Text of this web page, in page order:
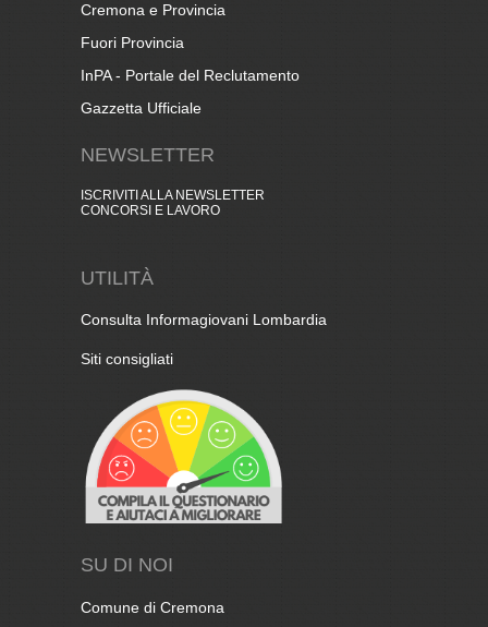
Cremona e Provincia
Fuori Provincia
InPA - Portale del Reclutamento
Gazzetta Ufficiale
NEWSLETTER
ISCRIVITI ALLA NEWSLETTER
CONCORSI E LAVORO
UTILITÀ
Consulta Informagiovani Lombardia
Siti consigliati
SU DI NOI
Comune di Cremona